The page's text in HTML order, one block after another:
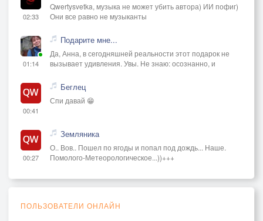
02:33
Qwertysvetka, музыка не может убить автора) ИИ пофиг)
Они все равно не музыканты
01:14
Подарите мне...
Да, Анна, в сегодняшней реальности этот подарок не
вызывает удивления. Увы. Не знаю: осознанно, и
00:41
Беглец
Спи давай 😁
00:27
Земляника
О.. Вов.. Пошел по ягоды и попал под дождь... Наше.
Помолого-Метеорологическое...))+++
ПОЛЬЗОВАТЕЛИ ОНЛАЙН